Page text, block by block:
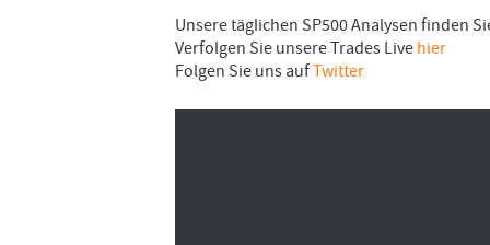
Unsere täglichen SP500 Analysen finden
Verfolgen Sie unsere Trades Live hier
Folgen Sie uns aufTwitter